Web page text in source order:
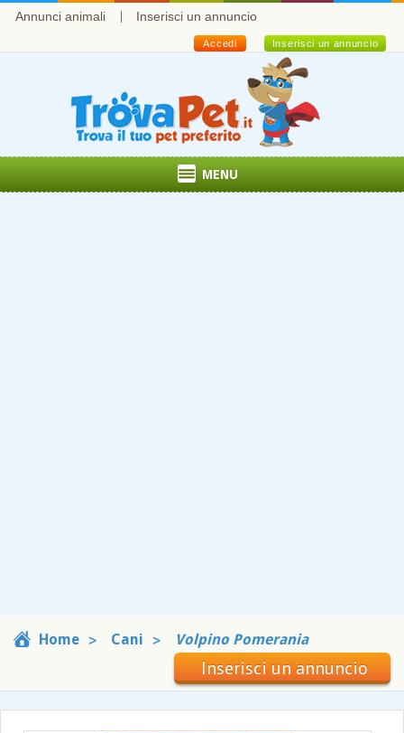
Annunci animali Inserisci un annuncio
Inserisci un annuncio
Accedi
MENU
Home Cani Volpino Pomerania
Inserisci un annuncio